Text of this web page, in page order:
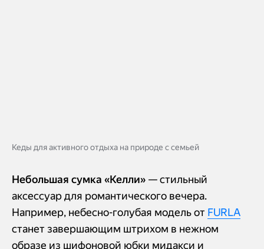
Кеды для активного отдыха на природе с семьей
Небольшая сумка «Келли» — стильный
аксессуар для романтического вечера.
Например, небесно-голубая модель от FURLA
станет завершающим штрихом в нежном
образе из шифоновой юбки мидакси и